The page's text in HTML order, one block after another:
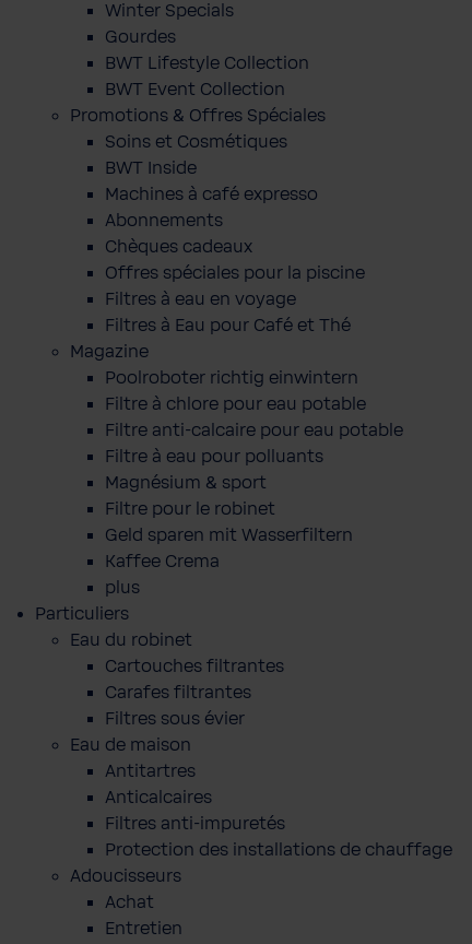
Winter Specials
Gourdes
BWT Lifestyle Collection
BWT Event Collection
Promotions & Offres Spéciales
Soins et Cosmétiques
BWT Inside
Machines à café expresso
Abonnements
Chèques cadeaux
Offres spéciales pour la piscine
Filtres à eau en voyage
Filtres à Eau pour Café et Thé
Magazine
Poolroboter richtig einwintern
Filtre à chlore pour eau potable
Filtre anti-calcaire pour eau potable
Filtre à eau pour polluants
Magnésium & sport
Filtre pour le robinet
Geld sparen mit Wasserfiltern
Kaffee Crema
plus
Particuliers
Eau du robinet
Cartouches filtrantes
Carafes filtrantes
Filtres sous évier
Eau de maison
Antitartres
Anticalcaires
Filtres anti-impuretés
Protection des installations de chauffage
Adoucisseurs
Achat
Entretien